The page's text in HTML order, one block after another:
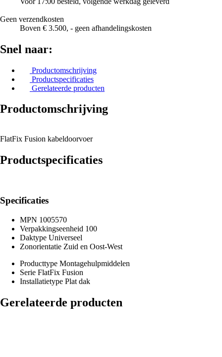
Geen verzendkosten
Boven € 3.500, - geen afhandelingskosten
Snel naar:
Productomschrijving
Productspecificaties
Gerelateerde producten
Productomschrijving
FlatFix Fusion kabeldoorvoer
Productspecificaties
Specificaties
MPN 1005570
Verpakkingseenheid 100
Daktype Universeel
Zonorientatie Zuid en Oost-West
Producttype Montagehulpmiddelen
Serie FlatFix Fusion
Installatietype Plat dak
Gerelateerde producten